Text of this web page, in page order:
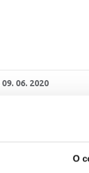
O
09. 06. 2020